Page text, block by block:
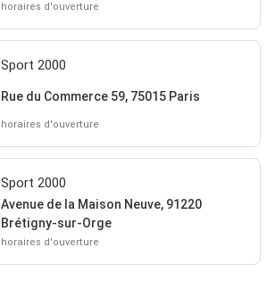
horaires d'ouverture
Sport 2000
Rue du Commerce 59, 75015 Paris
horaires d'ouverture
Sport 2000
Avenue de la Maison Neuve, 91220
Brétigny-sur-Orge
horaires d'ouverture